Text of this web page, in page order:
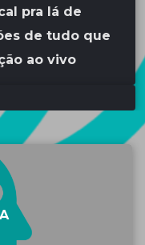
pra lá de
de tudo que
ao vivo